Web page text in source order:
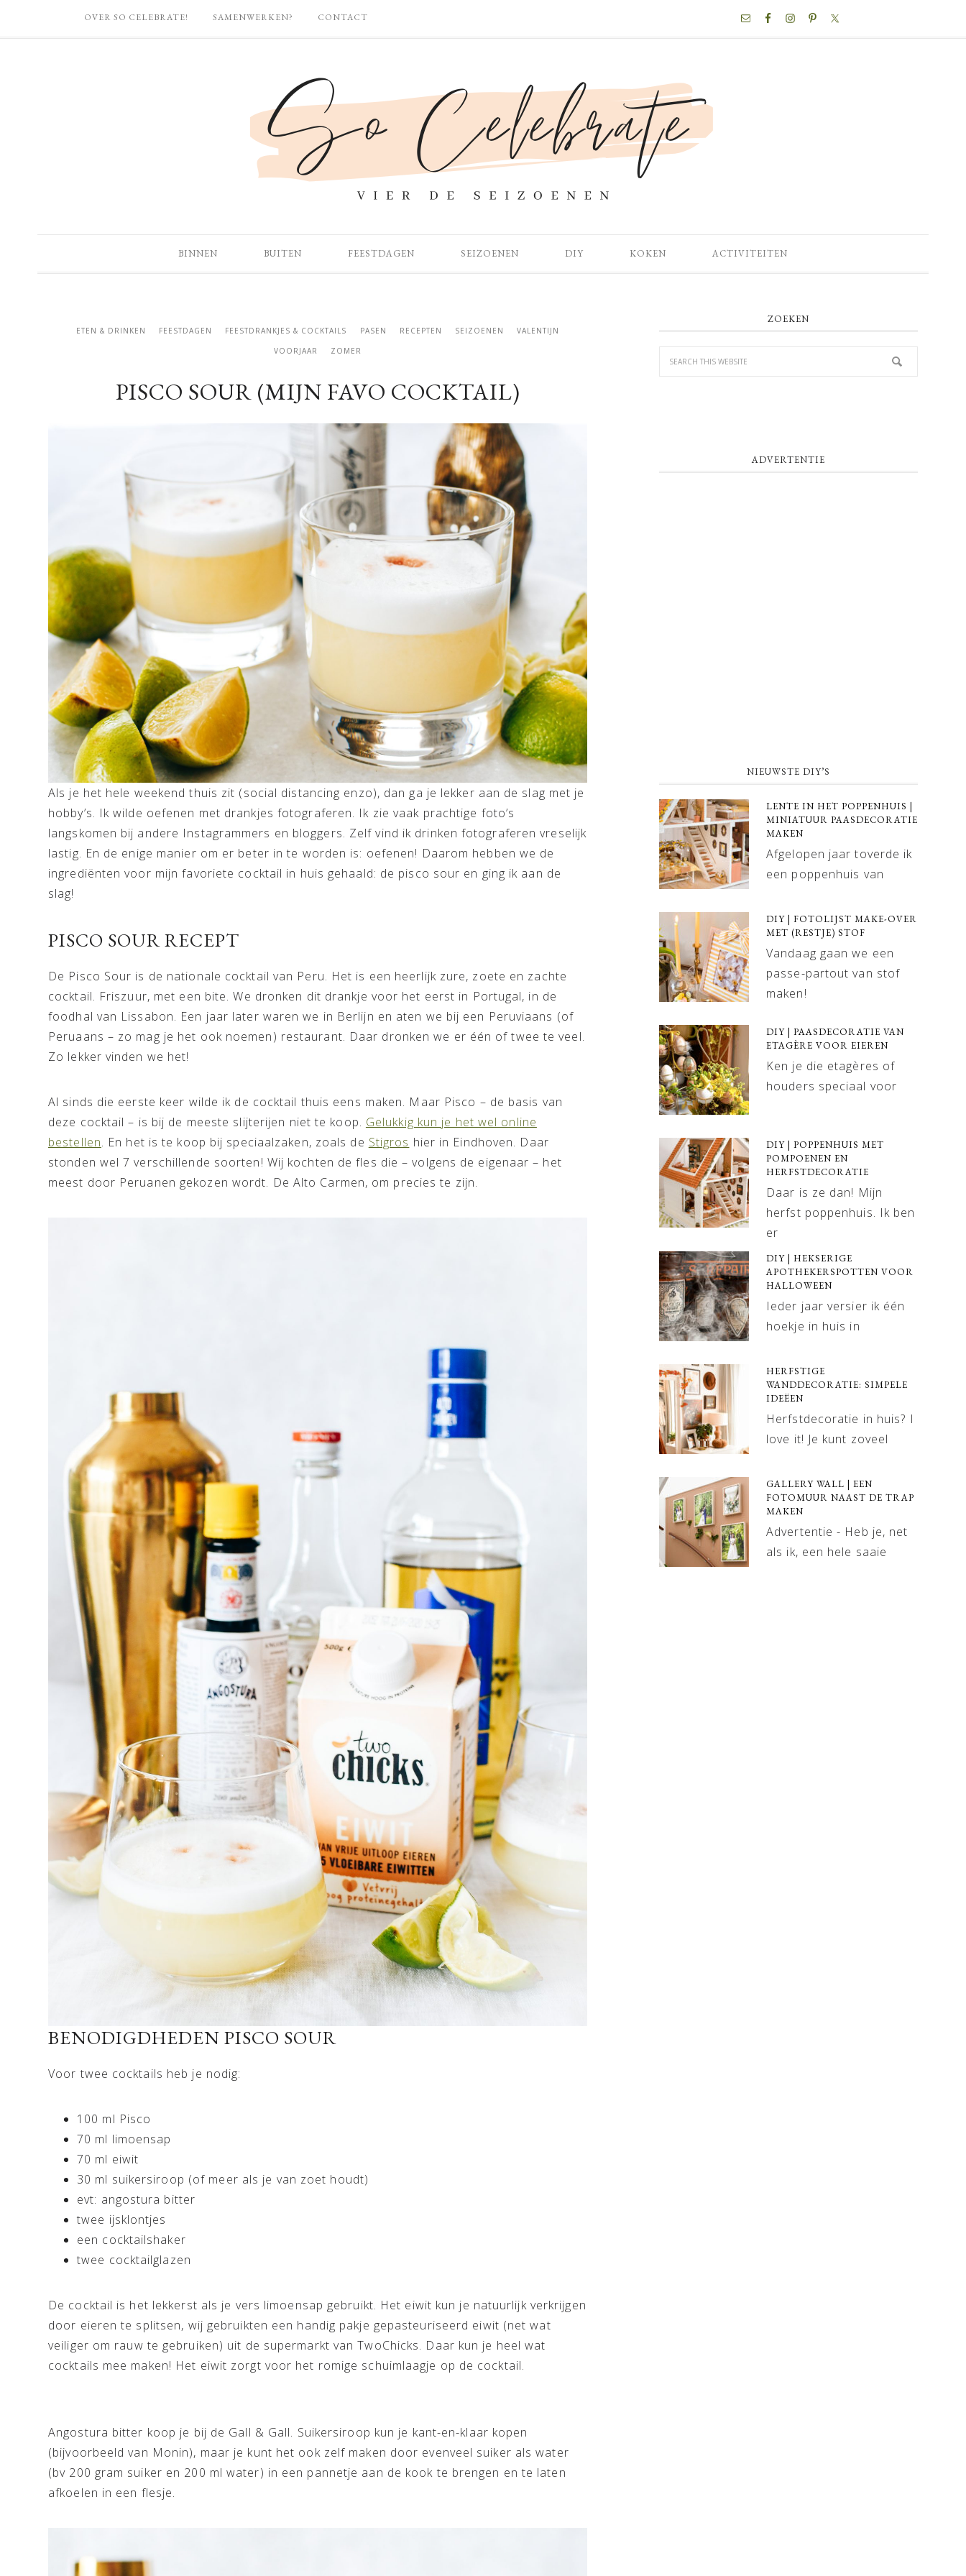
OVER SO CELEBRATE! SAMENWERKEN? CONTACT
BINNEN BUITEN FEESTDAGEN SEIZOENEN DIY KOKEN ACTIVITEITEN
ETEN & DRINKEN FEESTDAGEN FEESTDRANKJES & COCKTAILS PASEN RECEPTEN SEIZOENEN
VALENTIJN
VOORJAAR
ZOMER
PISCO SOUR (MIJN FAVO COCKTAIL)
Als je het hele weekend thuis zit (social distancing enzo), dan ga je lekker aan de slag met je
hobby’s. Ik wilde oefenen met drankjes fotograferen. Ik zie vaak prachtige foto’s
langskomen bij andere Instagrammers en bloggers. Zelf vind ik drinken fotograferen vreselijk
lastig. En de enige manier om er beter in te worden is: oefenen! Daarom hebben we de
ingrediënten voor mijn favoriete cocktail in huis gehaald: de pisco sour en ging ik aan de
slag!
PISCO SOUR RECEPT
De Pisco Sour is de nationale cocktail van Peru. Het is een heerlijk zure, zoete en zachte
cocktail. Friszuur, met een bite. We dronken dit drankje voor het eerst in Portugal, in de
foodhal van Lissabon. Een jaar later waren we in Berlijn en aten we bij een Peruviaans (of
Peruaans – zo mag je het ook noemen) restaurant. Daar dronken we er één of twee te veel.
Zo lekker vinden we het!
Al sinds die eerste keer wilde ik de cocktail thuis eens maken. Maar Pisco – de basis van
deze cocktail – is bij de meeste slijterijen niet te koop. Gelukkig kun je het wel online
bestellen. En het is te koop bij speciaalzaken, zoals de Stigros hier in Eindhoven. Daar
stonden wel 7 verschillende soorten! Wij kochten de fles die – volgens de eigenaar – het
meest door Peruanen gekozen wordt. De Alto Carmen, om precies te zijn.
BENODIGDHEDEN PISCO SOUR
Voor twee cocktails heb je nodig:
100 ml Pisco
70 ml limoensap
70 ml eiwit
30 ml suikersiroop (of meer als je van zoet houdt)
evt: angostura bitter
twee ijsklontjes
een cocktailshaker
twee cocktailglazen
De cocktail is het lekkerst als je vers limoensap gebruikt. Het eiwit kun je natuurlijk verkrijgen
door eieren te splitsen, wij gebruikten een handig pakje gepasteuriseerd eiwit (net wat
veiliger om rauw te gebruiken) uit de supermarkt van TwoChicks. Daar kun je heel wat
cocktails mee maken! Het eiwit zorgt voor het romige schuimlaagje op de cocktail.
Angostura bitter koop je bij de Gall & Gall. Suikersiroop kun je kant-en-klaar kopen
(bijvoorbeeld van Monin), maar je kunt het ook zelf maken door evenveel suiker als water
(bv 200 gram suiker en 200 ml water) in een pannetje aan de kook te brengen en te laten
afkoelen in een flesje.
ZOEKEN
ADVERTENTIE
NIEUWSTE DIY’S
LENTE IN HET POPPENHUIS |
MINIATUUR PAASDECORATIE
MAKEN
Afgelopen jaar toverde ik
een poppenhuis van
DIY | FOTOLIJST MAKE-OVER
MET (RESTJE) STOF
Vandaag gaan we een
passe-partout van stof
maken!
DIY | PAASDECORATIE VAN
ETAGÈRE VOOR EIEREN
Ken je die etagères of
houders speciaal voor
DIY | POPPENHUIS MET
POMPOENEN EN
HERFSTDECORATIE
Daar is ze dan! Mijn
herfst poppenhuis. Ik ben
er
DIY | HEKSERIGE
APOTHEKERSPOTTEN VOOR
HALLOWEEN
Ieder jaar versier ik één
hoekje in huis in
HERFSTIGE
WANDDECORATIE: SIMPELE
IDEËEN
Herfstdecoratie in huis? I
love it! Je kunt zoveel
GALLERY WALL | EEN
FOTOMUUR NAAST DE TRAP
MAKEN
Advertentie - Heb je, net
als ik, een hele saaie